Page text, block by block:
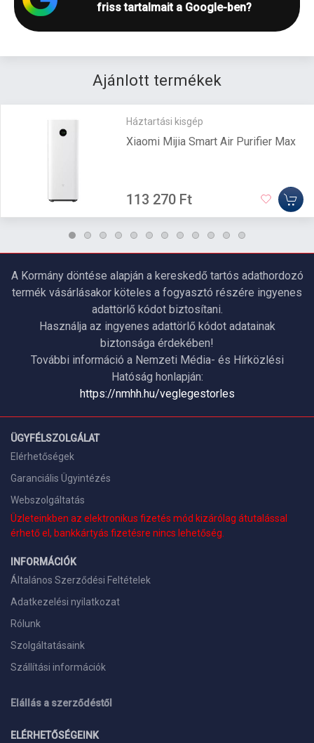
friss tartalmait a Google-ben?
Ajánlott termékek
Háztartási kisgép
Xiaomi Mijia Smart Air Purifier Max
113 270 Ft
A Kormány döntése alapján a kereskedő tartós adathordozó
termék vásárlásakor köteles a fogyasztó részére ingyenes
adattörlő kódot biztosítani.
Használja az ingyenes adattörlő kódot adatainak
biztonsága érdekében!
További információ a Nemzeti Média- és Hírközlési
Hatóság honlapján:
https://nmhh.hu/veglegestorles
ÜGYFÉLSZOLGÁLAT
Elérhetőségek
Garanciális Ügyintézés
Webszolgáltatás
Üzleteinkben az elektronikus fizetés mód kizárólag átutalással
érhető el, bankkártyás fizetésre nincs lehetőség.
INFORMÁCIÓK
Általános Szerződési Feltételek
Adatkezelési nyilatkozat
Rólunk
Szolgáltatásaink
Szállítási információk
Elállás a szerződéstől
ELÉRHETŐSÉGEINK